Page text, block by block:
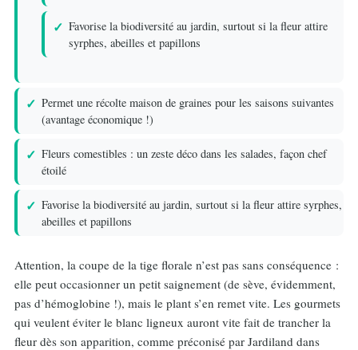
Favorise la biodiversité au jardin, surtout si la fleur attire
syrphes, abeilles et papillons
Permet une récolte maison de graines pour les saisons suivantes
(avantage économique !)
Fleurs comestibles : un zeste déco dans les salades, façon chef
étoilé
Favorise la biodiversité au jardin, surtout si la fleur attire syrphes,
abeilles et papillons
Attention, la coupe de la tige florale n’est pas sans conséquence :
elle peut occasionner un petit saignement (de sève, évidemment,
pas d’hémoglobine !), mais le plant s’en remet vite. Les gourmets
qui veulent éviter le blanc ligneux auront vite fait de trancher la
fleur dès son apparition, comme préconisé par Jardiland dans